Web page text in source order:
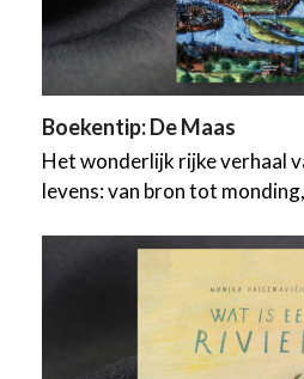
Boekentip: De Maas
Het wonderlijk rijke verhaal
levens: van bron tot